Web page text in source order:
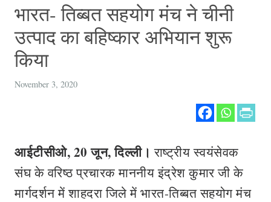
भारत- तिब्बत सहयोग मंच ने चीनी
उत्पाद का बहिष्कार अभियान शुरू
किया
November 3, 2020
आईटीसीओ, 20 जून, दिल्ली। राष्ट्रीय स्वयंसेवक
संघ के वरिष्ठ प्रचारक माननीय इंद्रेश कुमार जी के
मार्गदर्शन में शाहदरा जिले में भारत-तिब्बत सहयोग मंच